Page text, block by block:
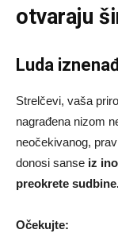
otvaraju
Luda
Strelčevi, vaša
nagrađena nizom
neočekivanog,
donosi sanse iz
preokrete
Očekujte: